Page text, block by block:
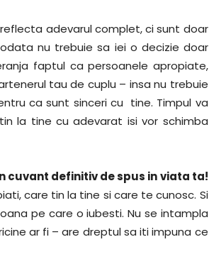
adevarul complet, ci sunt doar
nu trebuie sa iei o decizie doar
faptul ca persoanele apropiate,
tau de cuplu – insa nu trebuie
ca sunt sinceri cu tine. Timpul va
la tine cu adevarat isi vor schimba
cuvant definitiv de spus in viata ta!
care tin la tine si care te cunosc. Si
pe care o iubesti. Nu se intampla
ar fi – are dreptul sa iti impuna ce